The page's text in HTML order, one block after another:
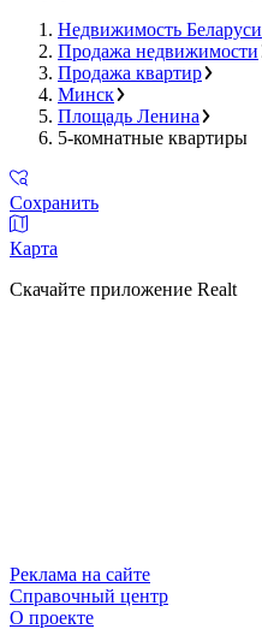
Недвижимость Беларуси
Продажа недвижимости
Продажа квартир
Минск
Площадь Ленина
5-комнатные квартиры
Сохранить
Карта
Скачайте приложение Realt
Реклама на сайте
Справочный центр
О проекте